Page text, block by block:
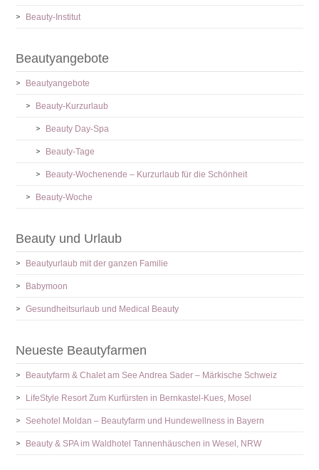
Beauty-Institut
Beautyangebote
Beautyangebote
Beauty-Kurzurlaub
Beauty Day-Spa
Beauty-Tage
Beauty-Wochenende – Kurzurlaub für die Schönheit
Beauty-Woche
Beauty und Urlaub
Beautyurlaub mit der ganzen Familie
Babymoon
Gesundheitsurlaub und Medical Beauty
Neueste Beautyfarmen
Beautyfarm & Chalet am See Andrea Sader – Märkische Schweiz
LifeStyle Resort Zum Kurfürsten in Bernkastel-Kues, Mosel
Seehotel Moldan – Beautyfarm und Hundewellness in Bayern
Beauty & SPA im Waldhotel Tannenhäuschen in Wesel, NRW